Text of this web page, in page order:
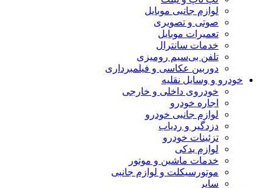
لوازم جانبی موبایل
صوتی و تصویری
تعمیرات موبایل
خدمات سانترال
تلفن بی‌سیم رومیزی
دوربین عکاسی و فیلمبرداری
خودرو و وسایل نقلیه
خودروی داخلی و خارجی
اجاره خودرو
لوازم جانبی خودرو
دزدگیر و ردیاب
تزئینات خودرو
لوازم یدکی
خدمات ماشین و موتور
موتورسیکلت و لوازم جانبی
سایر